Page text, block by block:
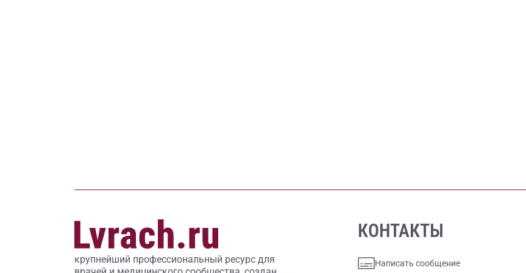
крупнейший профессиональный ресурс для
КОНТАКТЫ
Написать сообщение